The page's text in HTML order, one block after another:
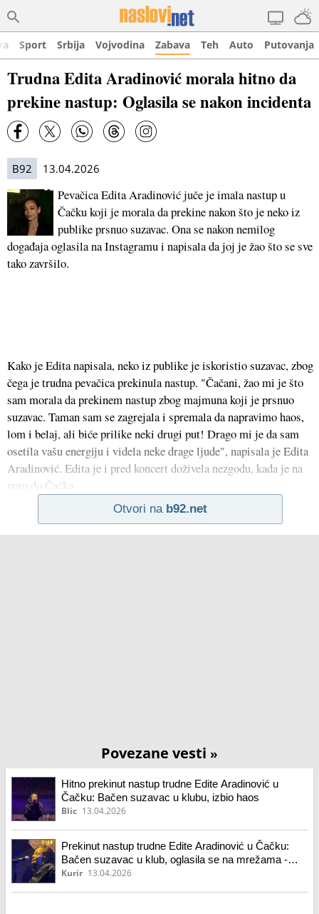
Sport Srbija Vojvodina Zabava Teh Auto Putovanja
Trudna Edita Aradinović morala hitno da
prekine nastup: Oglasila se nakon incidenta
B92 13.04.2026
Pevačica Edita Aradinović juče je imala nastup u
Čačku koji je morala da prekine nakon što je neko iz
publike prsnuo suzavac. Ona se nakon nemilog
događaja oglasila na Instagramu i napisala da joj je žao što se sve
tako završilo.
Kako je Edita napisala, neko iz publike je iskoristio suzavac, zbog
čega je trudna pevačica prekinula nastup. "Čačani, žao mi je što
sam morala da prekinem nastup zbog majmuna koji je prsnuo
suzavac. Taman sam se zagrejala i spremala da napravimo haos,
lom i belaj, ali biće prilike neki drugi put! Drago mi je da sam
osetila vašu energiju i videla neke drage ljude", napisala je Edita
Aradinović. Edita je i pred koncert doživela nezgodu, kada je na
putu do Čačka
Otvori na b92.net
Povezane vesti »
Hitno prekinut nastup trudne Edite Aradinović u
Čačku: Bačen suzavac u klubu, izbio haos
Blic 13.04.2026
Prekinut nastup trudne Edite Aradinović u Čačku:
Bačen suzavac u klub, oglasila se na mrežama -
"Sve zbog majmuna koji je..."
Kurir 13.04.2026